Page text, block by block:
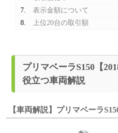
表示金額について
上位20台の取引額
プリマベーラS150【2018～現行
役立つ車両解説
【車両解説】プリマベーラ